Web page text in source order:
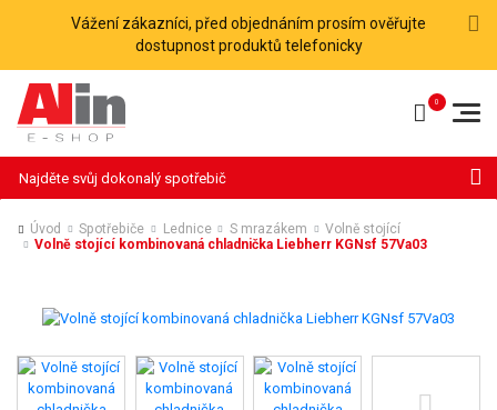
Vážení zákazníci, před objednáním prosím ověřujte
dostupnost produktů telefonicky
Úvod Spotřebiče Lednice S mrazákem
Volně stojící
Volně stojící kombinovaná chladnička Liebherr KGNsf 57Va03